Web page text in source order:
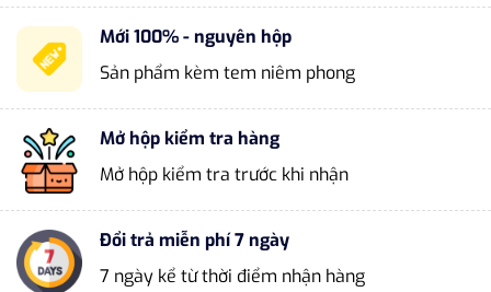
Mới 100% - nguyên hộp
Sản phẩm kèm tem niêm phong
Mở hộp kiểm tra hàng
Mở hộp kiểm tra trước khi nhận
Đổi trả miễn phí 7 ngày
7 ngày kể từ thời điểm nhận hàng